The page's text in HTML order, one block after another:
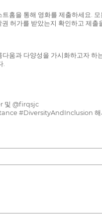
을 통해 영화를 제출하세요.
허가를 받았는지 확인하고 제
움과 다양성을 가시화하고자
.
및 @firqsjc
#DiversityAndInclusion 해시